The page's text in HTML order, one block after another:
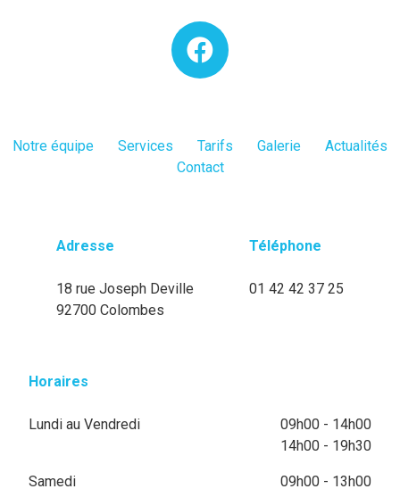
Notre équipe Services Tarifs Galerie
Actualités
Contact
Adresse
18 rue Joseph Deville
92700 Colombes
Téléphone
01 42 42 37 25
Horaires
Lundi au Vendredi
09h00 - 14h00
14h00 - 19h30
Samedi 09h00 - 13h00